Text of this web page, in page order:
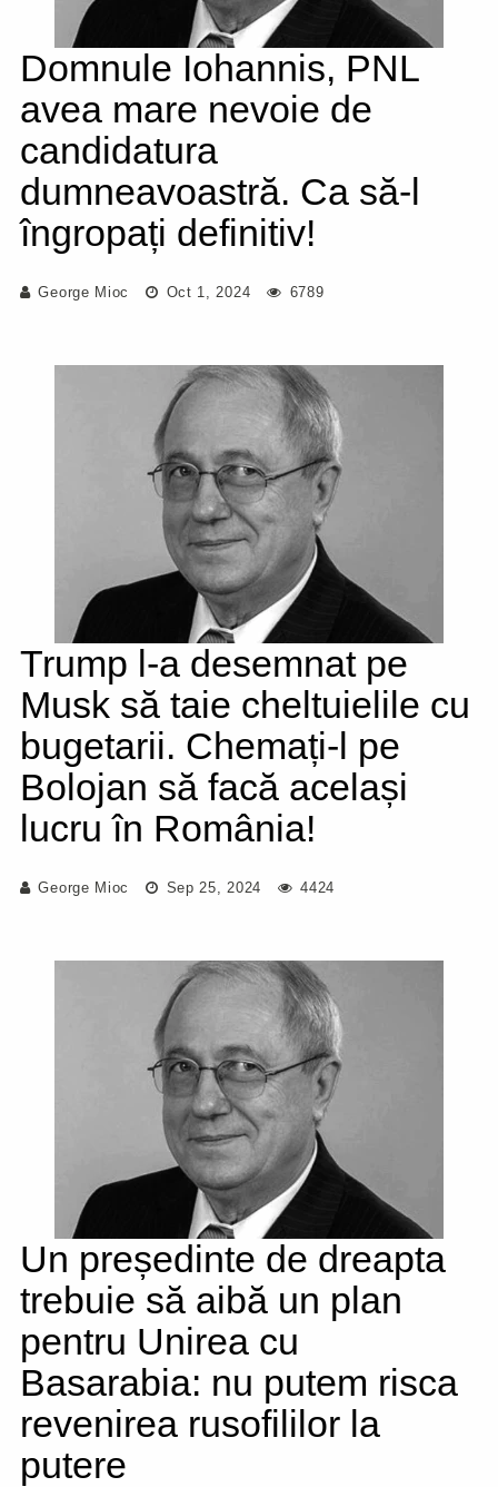
Domnule Iohannis, PNL
avea mare nevoie de
candidatura
dumneavoastră. Ca să-l
îngropați definitiv!
George Mioc Oct 1, 2024 6789
Trump l-a desemnat pe
Musk să taie cheltuielile cu
bugetarii. Chemați-l pe
Bolojan să facă același
lucru în România!
George Mioc Sep 25, 2024 4424
Un președinte de dreapta
trebuie să aibă un plan
pentru Unirea cu
Basarabia: nu putem risca
revenirea rusofililor la
putere